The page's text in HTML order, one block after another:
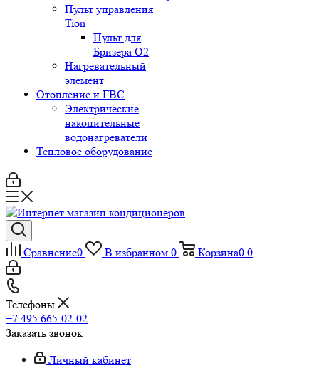
Пульт управления
Tion
Пульт для
Бризера O2
Нагревательный
элемент
Отопление и ГВС
Электрические
накопительные
водонагреватели
Тепловое оборудование
Сравнение0 В избранном 0 Корзина0 0
Телефоны
+7 495 665-02-02
Заказать звонок
Личный кабинет